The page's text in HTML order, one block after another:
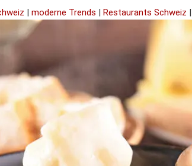
| moderne Trends | Restaurants Schweiz |